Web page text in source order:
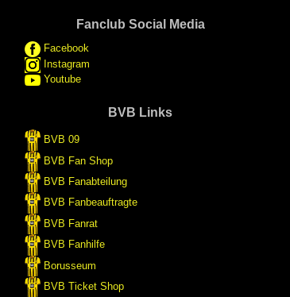
Fanclub Social Media
Facebook
Instagram
Youtube
BVB Links
BVB 09
BVB Fan Shop
BVB Fanabteilung
BVB Fanbeauftragte
BVB Fanrat
BVB Fanhilfe
Borusseum
BVB Ticket Shop